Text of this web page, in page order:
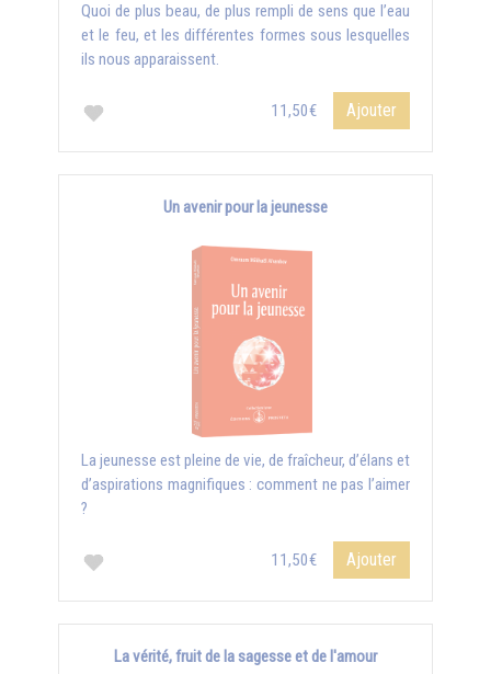
Quoi de plus beau, de plus rempli de sens que l’eau
et le feu, et les différentes formes sous lesquelles
ils nous apparaissent.
11,50€ Ajouter
Un avenir pour la jeunesse
La jeunesse est pleine de vie, de fraîcheur, d’élans et
d’aspirations magnifiques : comment ne pas l’aimer
?
11,50€ Ajouter
La vérité, fruit de la sagesse et de l'amour